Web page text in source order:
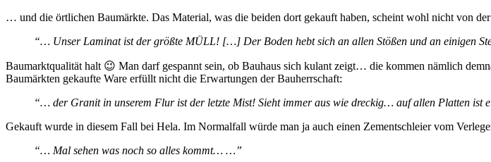
… und die örtlichen Baumärkte. Das Material, was die beiden dort gekauft haben, scheint wohl nicht von
“… Unser Laminat ist der größte MÜLL! […] Der Boden hebt sich an allen Stößen und an einigen
Baumarktqualität halt 😉 Man darf gespannt sein, ob Bauhaus sich kulant zeigt… die kommen nämlich
Baumärkten gekaufte Ware erfüllt nicht die Erwartungen der Bauherrschaft:
“… der Granit in unserem Flur ist der letzte Mist! Sieht immer aus wie dreckig… auf allen Platten
Gekauft wurde in diesem Fall bei Hela. Im Normalfall würde man ja auch einen Zementschleier vom
“… Mal sehen was noch so alles kommt… …”